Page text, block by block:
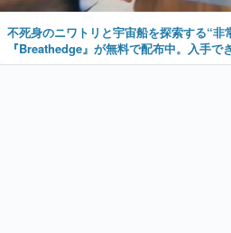
不死身のニワトリと宇宙船を探索する“非
『Breathedge』が無料で配布中。入手で